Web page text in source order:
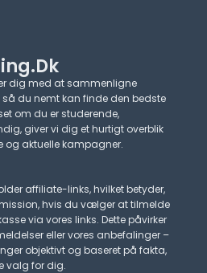
dig med at sammenligne
du nemt kan finde den bedste
om du er studerende,
giver vi dig et hurtigt overblik
og aktuelle kampagner.​
affiliate-links, hvilket betyder,
hvis du vælger at tilmelde
via vores links. Dette påvirker
eller vores anbefalinger –
objektivt og baseret på fakta,
valg for dig.